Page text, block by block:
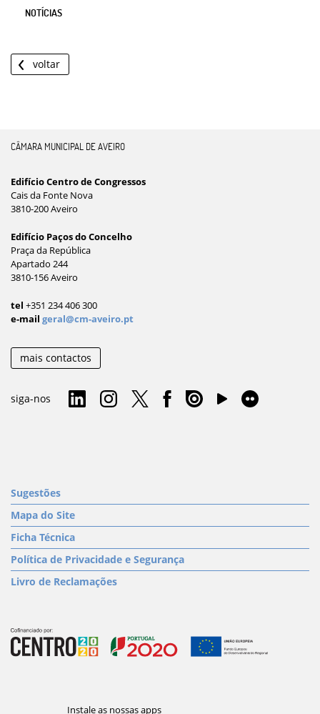
NOTÍCIAS
voltar
CÂMARA MUNICIPAL DE AVEIRO
Edifício Centro de Congressos
Cais da Fonte Nova
3810-200 Aveiro
Edifício Paços do Concelho
Praça da República
Apartado 244
3810-156 Aveiro
tel +351 234 406 300
e-mail geral@cm-aveiro.pt
mais contactos
siga-nos
Sugestões
Mapa do Site
Ficha Técnica
Política de Privacidade e Segurança
Livro de Reclamações